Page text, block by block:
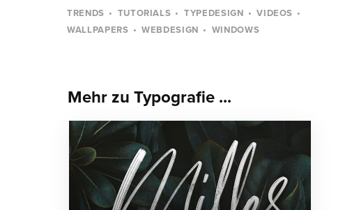
TRENDS
TUTORIALS TYPEDESIGN
VIDEOS
WALLPAPERS
WEBDESIGN WINDOWS
Mehr zu Typografie ...